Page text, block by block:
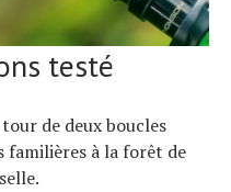
testé
de deux boucles
à la forêt de